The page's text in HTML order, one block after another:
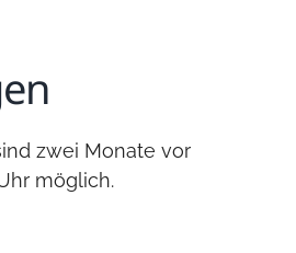
zwei Monate vor
möglich.